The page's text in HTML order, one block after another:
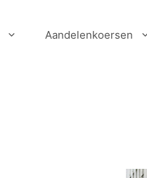
Aandelenkoersen